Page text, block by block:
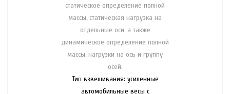
статическое определение полной
массы, статическая нагрузка на
отдельные оси, а также
динамическое определение полной
массы, нагрузки на ось и группу
осей.
Тип взвешивания: усиленные
автомобильные весы с